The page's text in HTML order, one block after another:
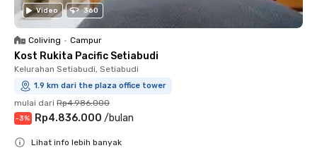
Video 360
Coliving • Campur
Kost Rukita Pacific Setiabudi
Kelurahan Setiabudi, Setiabudi
1.9 km dari the plaza office tower
mulai dari Rp4.986.000
-3% Rp4.836.000 /bulan
Lihat info lebih banyak